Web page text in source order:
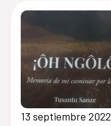
13 septiembre 2022